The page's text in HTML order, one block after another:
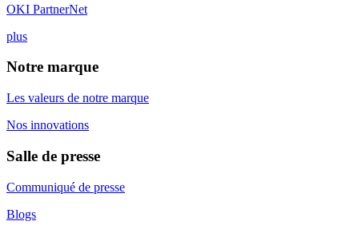
OKI PartnerNet
plus
Notre marque
Les valeurs de notre marque
Nos innovations
Salle de presse
Communiqué de presse
Blogs